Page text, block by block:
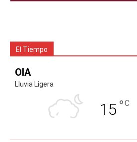
El Tiempo
OIA
Lluvia Ligera
15 °C